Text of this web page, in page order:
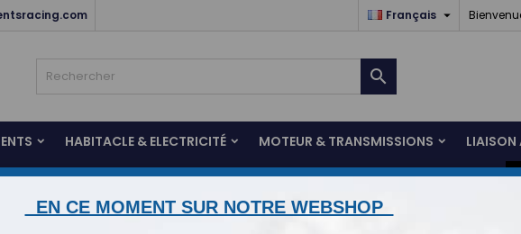
Français 

HABITACLE & ELECTRICITÉ MOTEUR & TRANSMISSIONS LIAISON
ESCORT MK1/2 KARTING SERVICES IDÉES CADEAUX
EN CE MOMENT SUR NOTRE WEBSHOP